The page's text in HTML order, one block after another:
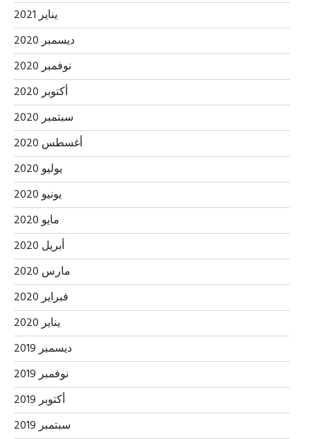
يناير 2021
ديسمبر 2020
نوفمبر 2020
أكتوبر 2020
سبتمبر 2020
أغسطس 2020
يوليو 2020
يونيو 2020
مايو 2020
أبريل 2020
مارس 2020
فبراير 2020
يناير 2020
ديسمبر 2019
نوفمبر 2019
أكتوبر 2019
سبتمبر 2019